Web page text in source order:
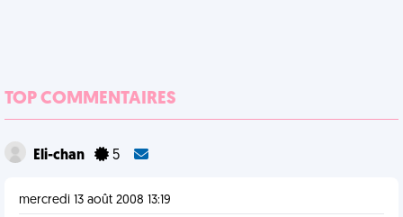
TOP COMMENTAIRES
Eli-chan 5
mercredi 13 août 2008 13:19